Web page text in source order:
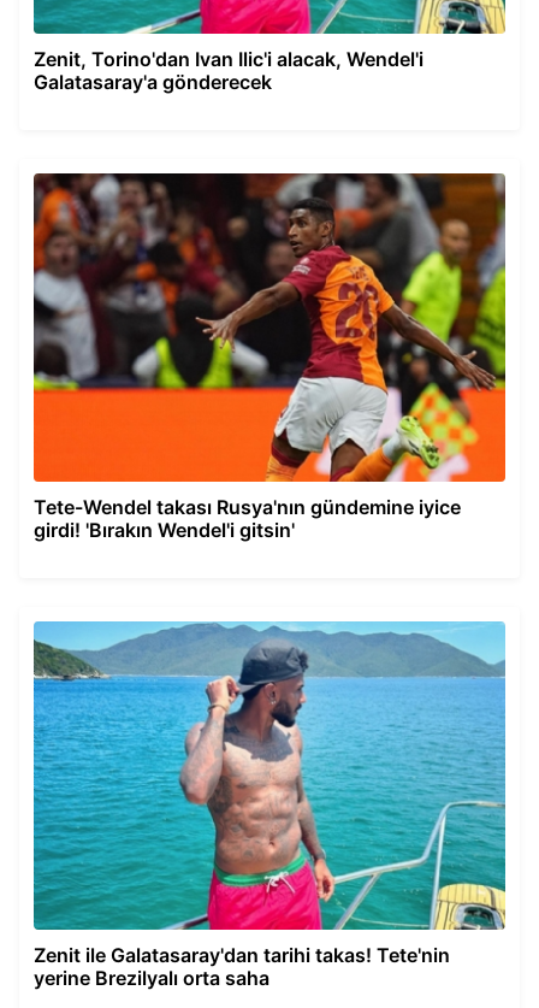
Zenit, Torino'dan Ivan Ilic'i alacak, Wendel'i
Galatasaray'a gönderecek
Tete-Wendel takası Rusya'nın gündemine iyice
girdi! 'Bırakın Wendel'i gitsin'
Zenit ile Galatasaray'dan tarihi takas! Tete'nin
yerine Brezilyalı orta saha